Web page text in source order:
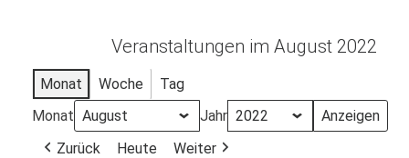
Veranstaltungen im August 2022
Monat Woche
Tag
Monat
Jahr
Zurück
Heute Weiter